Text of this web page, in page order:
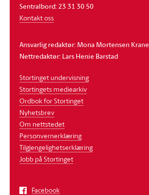
Sentralbord: 23 31 30 50
Kontakt oss
Ansvarlig redaktør: Mona Mortensen Krane
Nettredaktør: Lars Henie Barstad
Stortinget undervisning
Stortingets mediearkiv
Ordbok for Stortinget
Nyhetsbrev
Om nettstedet
Personvernerklæring
Tilgjengelighetserklæring
Jobb på Stortinget
Facebook